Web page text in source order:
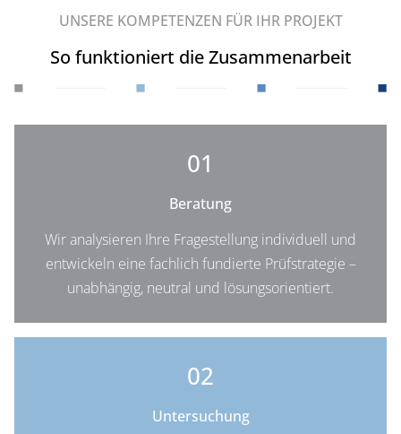
UNSERE KOMPETENZEN FÜR IHR PROJEKT
So funktioniert die Zusammenarbeit
01
Beratung
Wir analysieren Ihre Fragestellung individuell und
entwickeln eine fachlich fundierte Prüfstrategie –
unabhängig, neutral und lösungsorientiert.
02
Untersuchung